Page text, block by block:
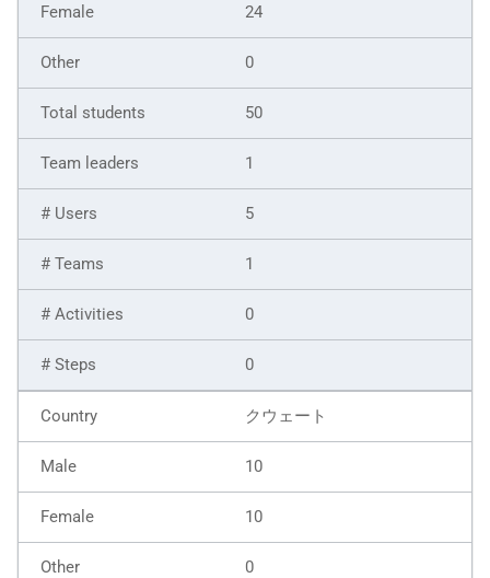
24
0
50
1
5
1
0
0
クウェート
10
10
0